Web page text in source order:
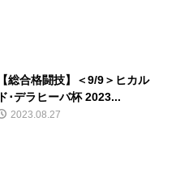
【総合格闘技】＜9/9＞ヒカル
ド･デラヒーバ杯 2023...
2023.08.27